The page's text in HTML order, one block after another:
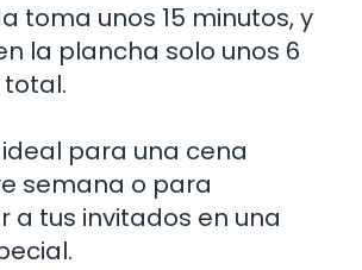
toma unos 15 minutos, y
la plancha solo unos 6
para una cena
semana o para
a tus invitados en una